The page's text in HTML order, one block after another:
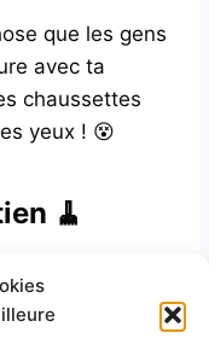
que les gens
avec ta
chaussettes
yeux ! 😵
🧹
c’est crucial !
acheter un chiot